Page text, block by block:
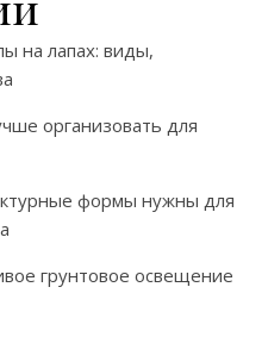
на лапах: виды,
организовать для
формы нужны для
грунтовое освещение